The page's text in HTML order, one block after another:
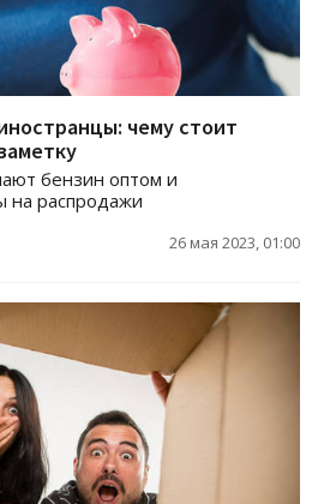
чему стоит
бензин оптом и
на распродажи
26 мая 2023, 01:00